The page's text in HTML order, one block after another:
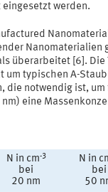
werden.
Nanomaterialien
überarbeitet [6].
um typischen A-
die notwendig ist,
eine
N in cm-3
bei
20 nm
N in
bei
50